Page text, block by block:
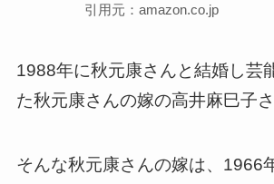
引用元：amazon.co.jp
1988年に秋元康さんと結婚し芸
た秋元康さんの嫁の高井麻巳子さ
そんな秋元康さんの嫁は、1966